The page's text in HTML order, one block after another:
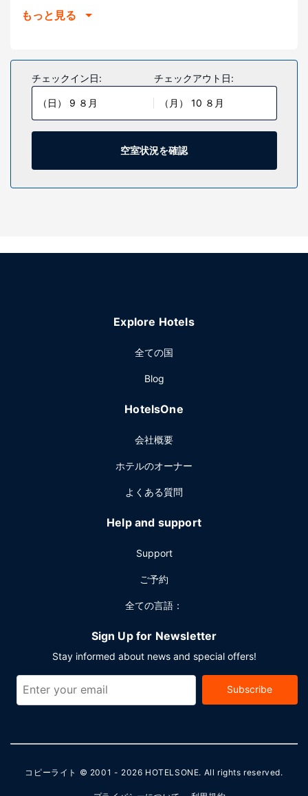
所にあります。
全部で 56 室ある客室には、薄型テレビが備わっています。
WiFi (無料)をお使いいただけるほか、衛星放送の番組をご覧
いただけます。浴槽またはシャワー付きのバスルームが備わ
っています。セーフティボックス、デスクをご利用いただ
け、ハウスキーピング サービスは、毎日行われます。
してこのホテルでは、WiFi (無料)、コンシェルジュ サービ
サービスをお使いいただけます。このホテル には、3 のミー
す。空港送迎シャトルサービス (24 時間対応) を有料でご利
もっと見る
チェックイン日:
（日） 9 ８月
チェックアウト日:
（月） 10 ８月
空室状況を確認
Explore Hotels
全ての国
Blog
HotelsOne
会社概要
ホテルのオーナー
よくある質問
Help and support
Support
ご予約
全ての言語：
Sign Up for Newsletter
Stay informed about news and special offers!
Subscribe
コピーライト © 2001 - 2026 HOTELSONE. All rights reserved.